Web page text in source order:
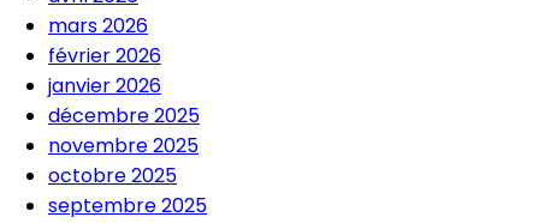
mars 2026
février 2026
janvier 2026
décembre 2025
novembre 2025
octobre 2025
septembre 2025